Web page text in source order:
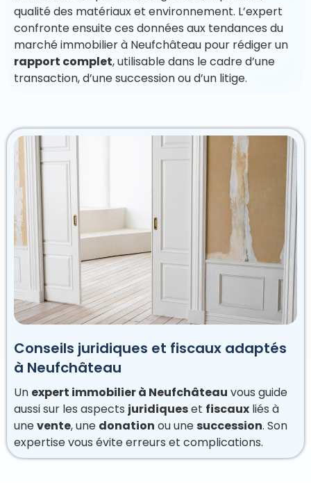
qualité des matériaux et environnement. L’expert
confronte ensuite ces données aux tendances du
marché immobilier à Neufchâteau pour rédiger un
rapport complet, utilisable dans le cadre d’une
transaction, d’une succession ou d’un litige.
Conseils juridiques et fiscaux adaptés
à Neufchâteau
Un expert immobilier à Neufchâteau vous guide
aussi sur les aspects juridiqueset fiscaux liés à
unevente, une donation ou unesuccession. Son
expertise vous évite erreurs et complications.